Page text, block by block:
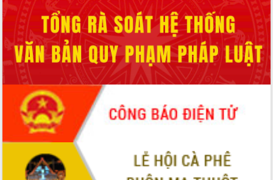
Xây dựng nông thôn mới: Nâng cao đời
sống người dân từ những mô hình thiết
thực
Quyết liệt tháo gỡ vướng mắc, đẩy
nhanh tiến độ các dự án trọng điểm
trong Khu kinh tế Nam Phú Yên
Hòn Yến phát triển du lịch gắn với bảo
tồn biển
Lấy ý kiến điều chỉnh Quy hoạch tỉnh
Đắk Lắk thời kỳ 2021-2030, tầm nhìn
đến năm 2050
Phát động chiến dịch 30 ngày đêm
giải phóng mặt bằng Tuyến đường bộ
ven biển